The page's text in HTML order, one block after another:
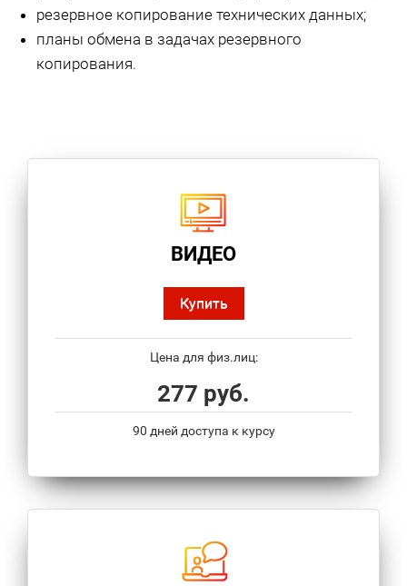
резервное копирование технических данных;
планы обмена в задачах резервного
копирования.
ВИДЕО
Купить
Цена для физ.лиц:
277 руб.
90 дней доступа к курсу